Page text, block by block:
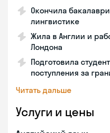
Окончила
лингвистике
Жила в Англии и
Лондона
Подготовила
поступления за
Читать дальше
Услуги и цены